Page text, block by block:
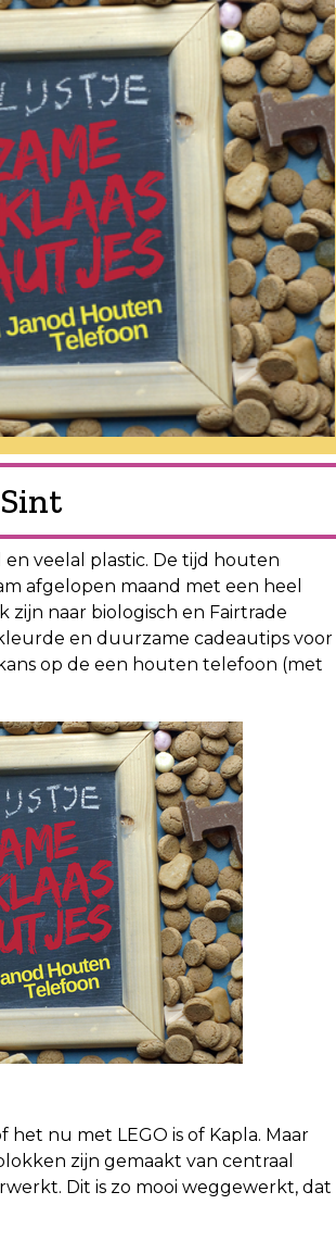
veelal plastic. De tijd houten
afgelopen maand met een heel
naar biologisch en Fairtrade
en duurzame cadeautips voor
op de een houten telefoon (met
nu met LEGO is of Kapla. Maar
zijn gemaakt van centraal
Dit is zo mooi weggewerkt, dat